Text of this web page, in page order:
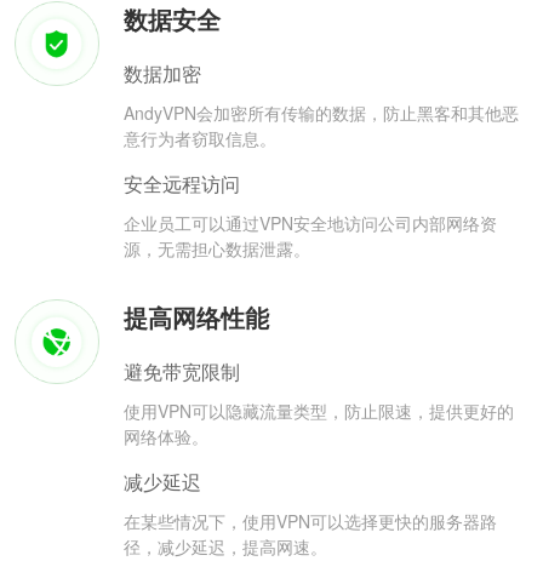
数据安全
数据加密
AndyVPN会加密所有传输的数据，防止黑客和其他恶
意行为者窃取信息。
安全远程访问
企业员工可以通过VPN安全地访问公司内部网络资
源，无需担心数据泄露。
提高网络性能
避免带宽限制
使用VPN可以隐藏流量类型，防止限速，提供更好的
网络体验。
减少延迟
在某些情况下，使用VPN可以选择更快的服务器路
径，减少延迟，提高网速。